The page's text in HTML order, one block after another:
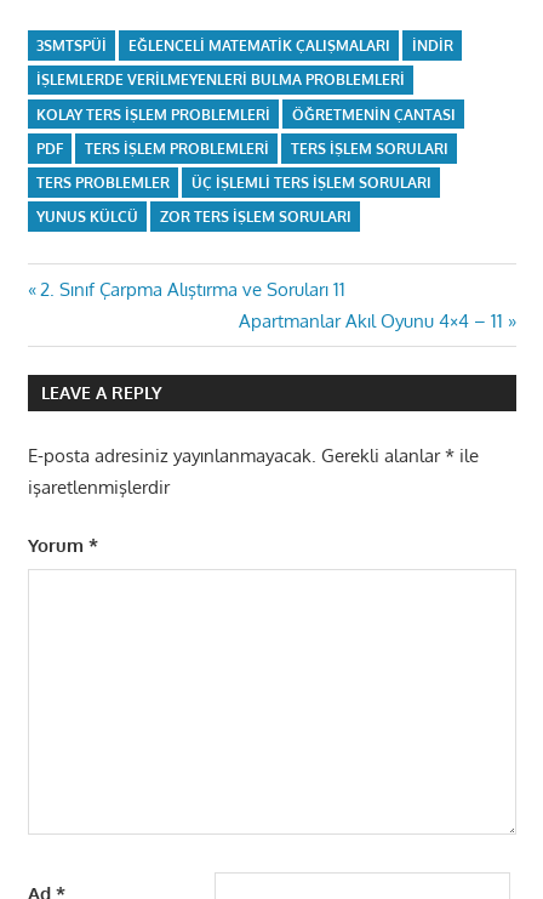
3SMTSPÜI EĞLENCELI MATEMATIK ÇALIŞMALARI
INDIR
IŞLEMLERDE VERILMEYENLERI BULMA PROBLEMLERI
KOLAY TERS IŞLEM PROBLEMLERI
ÖĞRETMENIN ÇANTASI
PDF
TERS IŞLEM PROBLEMLERI
TERS IŞLEM SORULARI
TERS PROBLEMLER
ÜÇ IŞLEMLI TERS IŞLEM SORULARI
YUNUS KÜLCÜ
ZOR TERS IŞLEM SORULARI
Yazı
gezinmesi
Previous
2. Sınıf Çarpma Alıştırma ve Soruları 11
Next
Post:
Apartmanlar Akıl Oyunu 4×4 – 11
LEAVE A REPLY
E-posta adresiniz yayınlanmayacak. Gerekli alanlar*ile
işaretlenmişlerdir
Yorum *
Ad *